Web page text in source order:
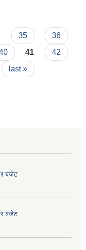
35
36
41
42
last »
र बजेट
र बजेट